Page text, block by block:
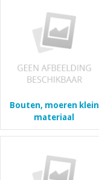
Bouten, moeren klein
materiaal